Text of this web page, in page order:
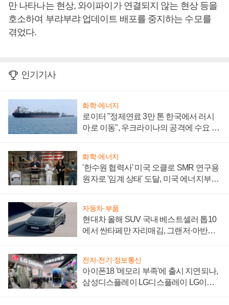
만 나타나는 현상, 와이파이가 연결되지 않는 현상 등을
호소하여 부랴부랴 업데이트 배포를 중지하는 수모를
겪었다.
인기기사
화학·에너지
로이터 "정제연료 3만 톤 한국에서 러시
아로 이동", 우크라이나의 공격에 수요 늘
화학·에너지
'한수원 협력사' 미국 오클로 SMR 연구용
원자로 '임계 상태' 도달, 미국 에너지부
자동차·부품
현대차 올해 SUV 국내 베스트셀러 톱10
에서 싼타페만 자리매김, 그랜저·아반떼
전자·전기·정보통신
아이폰18 '메모리 부족'에 출시 지연되나,
삼성디스플레이 LG디스플레이 LG이노